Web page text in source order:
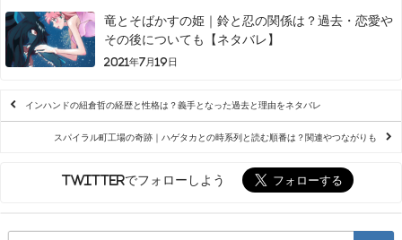
竜とそばかすの姫｜鈴と忍の関係は？過去・恋愛や
その後についても【ネタバレ】
2021年7月19日
インハンドの紐倉哲の経歴と性格は？義手となった過去と理由をネタバレ
スパイラル町工場の奇跡｜ハゲタカとの時系列と読む順番は？関連やつながりも
Twitterでフォローしよう